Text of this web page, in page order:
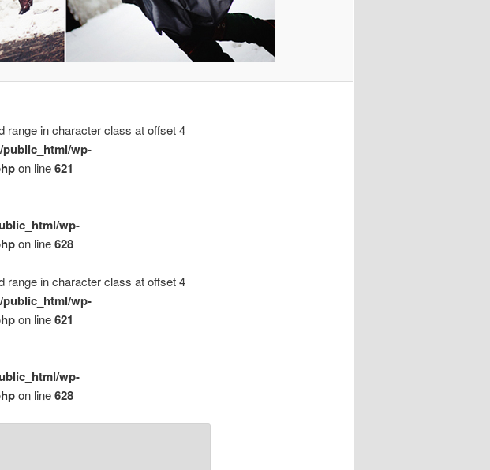
range in character class at offset 4
wp-
on line621
wp-
on line628
range in character class at offset 4
wp-
on line621
wp-
on line628